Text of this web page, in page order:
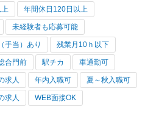
年間休日120日以上
未経験者も応募可能
手当）あり 残業月10ｈ以下
合門前 駅チカ 車通勤可
求人 年内入職可 夏～秋入職可
求人 WEB面接OK